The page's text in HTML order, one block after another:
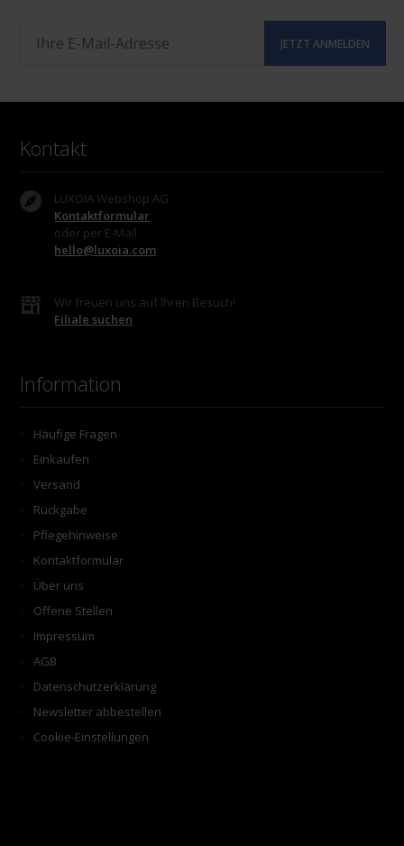
Kontakt
LUXOIA Webshop AG
Kontaktformular
oder per E-Mail
hello@luxoia.com
Wir freuen uns auf Ihren Besuch!
Filiale suchen
Information
Häufige Fragen
Einkaufen
Versand
Rückgabe
Pflegehinweise
Kontaktformular
Über uns
Offene Stellen
Impressum
AGB
Datenschutzerklärung
Newsletter abbestellen
Cookie-Einstellungen